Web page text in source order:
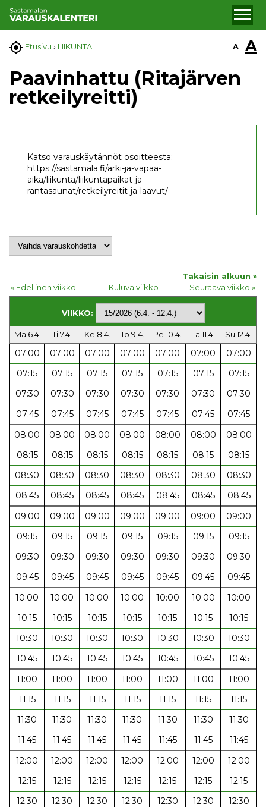
 Etusivu › LIIKUNTA A A
Paavinhattu (Ritajärven
retkeilyreitti)
Katso varauskäytännöt osoitteesta:
https://sastamala.fi/arki-ja-vapaa-
aika/liikunta/liikuntapaikat-ja-
rantasaunat/retkeilyreitit-ja-laavut/
Takaisin alkuun »
« Edellinen viikko
Kuluva viikko Seuraava viikko »
VIIKKO:
Ma 6.4. Ti 7.4. Ke 8.4. To 9.4. Pe 10.4. La 11.4. Su 12.4.
07:00 07:00 07:00 07:00 07:00 07:00
07:00
07:15
07:15 07:15 07:15 07:15 07:15
07:15
07:30
07:30 07:30 07:30 07:30 07:30
07:30
07:45
07:45 07:45 07:45 07:45 07:45
07:45
08:00
08:00 08:00 08:00 08:00 08:00
08:00
08:15
08:15 08:15 08:15 08:15 08:15
08:15
08:30
08:30 08:30 08:30 08:30 08:30
08:30
08:45
08:45 08:45 08:45 08:45 08:45
08:45
09:00
09:00 09:00 09:00 09:00 09:00
09:00
09:15
09:15 09:15 09:15 09:15 09:15
09:15
09:30
09:30 09:30 09:30 09:30 09:30
09:30
09:45
09:45 09:45 09:45 09:45 09:45
09:45
10:00
10:00 10:00 10:00 10:00 10:00
10:00
10:15
10:15 10:15 10:15 10:15 10:15
10:15
10:30
10:30 10:30 10:30 10:30 10:30
10:30
10:45
10:45 10:45 10:45 10:45 10:45
10:45
11:00
11:00 11:00 11:00 11:00 11:00
11:00
11:15
11:15 11:15 11:15 11:15 11:15
11:15
11:30
11:30 11:30 11:30 11:30 11:30
11:30
11:45
11:45 11:45 11:45 11:45 11:45
11:45
12:00
12:00 12:00 12:00 12:00 12:00
12:00
12:15
12:15 12:15 12:15 12:15 12:15
12:15
12:30
12:30 12:30 12:30 12:30 12:30
12:30